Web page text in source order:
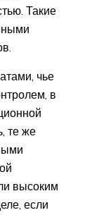
Такие
чье
в
те же
высоким
если